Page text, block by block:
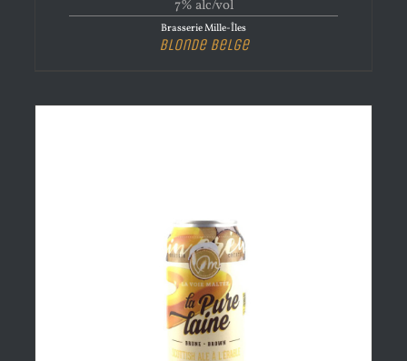
7% alc/vol
Brasserie Mille-Îles
Blonde Belge